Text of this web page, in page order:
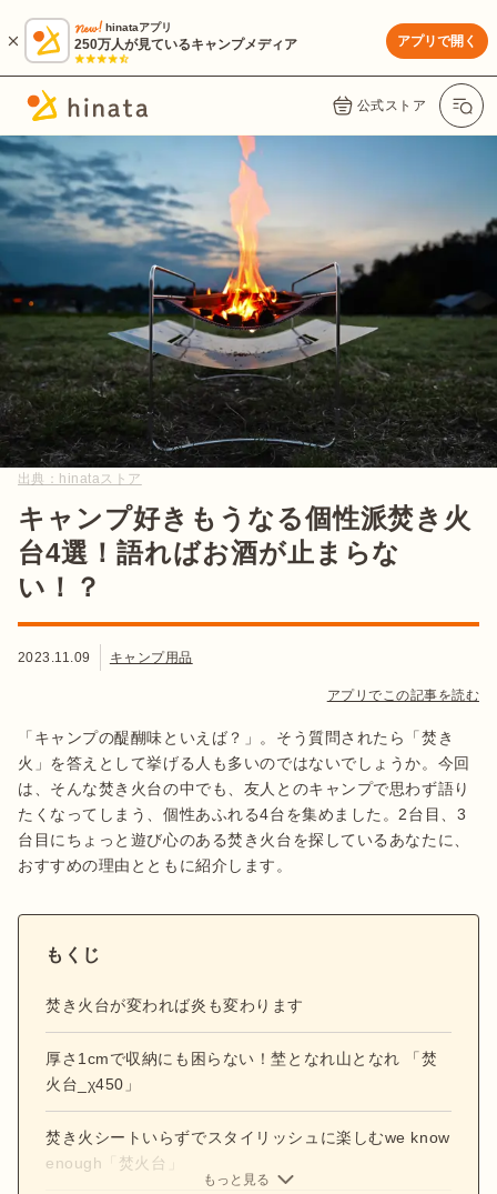
hinataアプリ
250万人が見ているキャンプメディア アプリで開く
公式ストア
出典： hinataストア
キャンプ好きもうなる個性派焚き火
台4選！語ればお酒が止まらな
い！？
2023.11.09 キャンプ用品
アプリでこの記事を読む
「キャンプの醍醐味といえば？」。そう質問されたら「焚き
火」を答えとして挙げる人も多いのではないでしょうか。今回
は、そんな焚き火台の中でも、友人とのキャンプで思わず語り
たくなってしまう、個性あふれる4台を集めました。2台目、3
台目にちょっと遊び心のある焚き火台を探しているあなたに、
おすすめの理由とともに紹介します。
もくじ
焚き火台が変われば炎も変わります
厚さ1cmで収納にも困らない！埜となれ山となれ 「焚
火台_χ450」
焚き火シートいらずでスタイリッシュに楽しむwe know
enough「焚火台」
もっと見る